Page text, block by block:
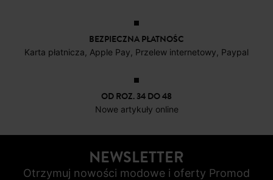
BEZPIECZNA PŁATNOŚC
Karta płatnicza, Apple Pay, Przelew internetowy, Paypal
OD ROZ. 34 DO 48
Nowe artykuły online
NEWSLETTER
Otrzymuj nowości modowe i oferty Promod